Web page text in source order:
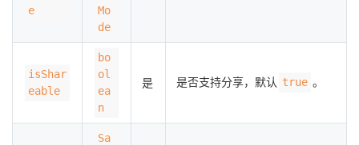
e
Mo
de
isShar
eable
bo
ol
ea
n
是 是否支持分享，默认 true 。
Sa